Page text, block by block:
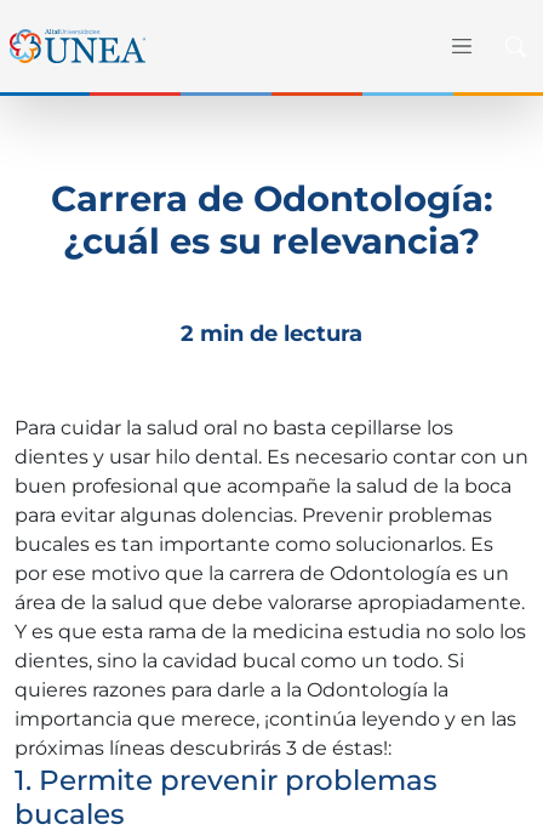
Carrera de Odontología:
¿cuál es su relevancia?
2 min de lectura
Para cuidar la salud oral no basta cepillarse los
dientes y usar hilo dental. Es necesario contar con un
buen profesional que acompañe la salud de la boca
para evitar algunas dolencias. Prevenir problemas
bucales es tan importante como solucionarlos. Es
por ese motivo que la carrera de Odontología es un
área de la salud que debe valorarse apropiadamente.
Y es que esta rama de la medicina estudia no solo los
dientes, sino la cavidad bucal como un todo. Si
quieres razones para darle a la Odontología la
importancia que merece, ¡continúa leyendo y en las
próximas líneas descubrirás 3 de éstas!:
1. Permite prevenir problemas
bucales